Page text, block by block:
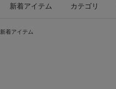
新着アイテム カテゴリ
新着アイテム